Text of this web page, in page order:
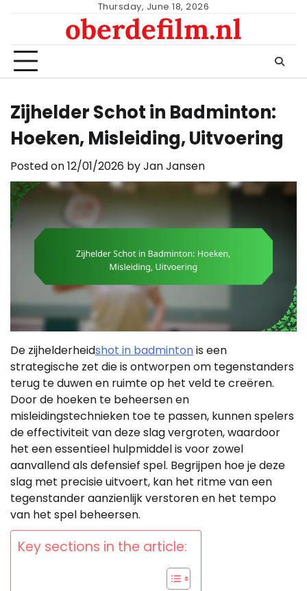
Thursday, June 18, 2026
oberdefilm.nl
Zijhelder Schot in Badminton:
Hoeken, Misleiding, Uitvoering
Posted on12/01/2026 byJan Jansen
De zijhelderheidshot in badmintonis een
strategische zet die is ontworpen om tegenstanders
terug te duwen en ruimte op het veld te creëren.
Door de hoeken te beheersen en
misleidingstechnieken toe te passen, kunnen spelers
de effectiviteit van deze slag vergroten, waardoor
het een essentieel hulpmiddel is voor zowel
aanvallend als defensief spel. Begrijpen hoe je deze
slag met precisie uitvoert, kan het ritme van een
tegenstander aanzienlijk verstoren en het tempo
van het spel beheersen.
Key sections in the article: